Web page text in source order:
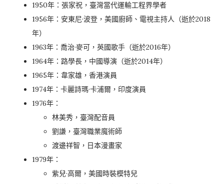
1950年：張家祝，臺灣當代運輸工程界學者
1956年：安東尼·波登，美國廚師、電視主持人（逝於2018
年）
1963年：喬治·麥可，英國歌手（逝於2016年）
1964年：路學長，中國導演（逝於2014年）
1965年：韋家雄，香港演員
1974年：卡麗詩瑪·卡浦爾，印度演員
1976年：
林美秀，臺灣配音員
劉謙，臺灣職業魔術師
渡邊祥智，日本漫畫家
1979年：
紫兒·高爾，美國時裝模特兒